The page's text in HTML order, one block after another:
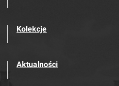
Kolekcje
Aktualności